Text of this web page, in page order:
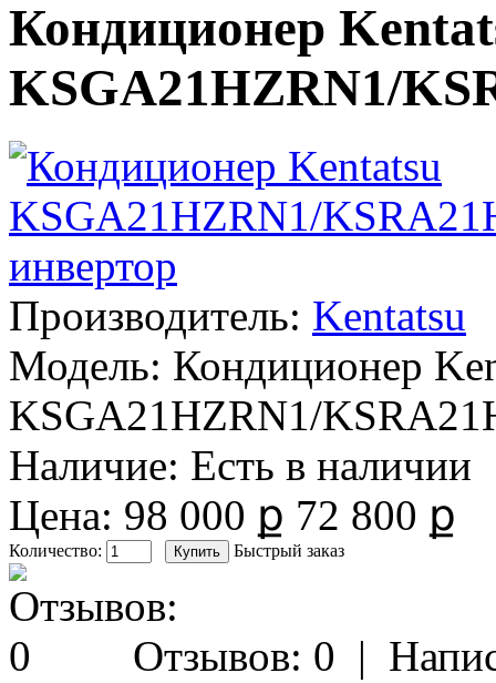
Кондиционер
KSGA21HZRN1/
Производитель: Kentatsu
Модель: Кондиционер
KSGA21HZRN1/
Наличие: Есть в наличии
Цена: 98 000 ք 72 800 ք
Количество: Быстрый заказ
Отзывов: 0 |